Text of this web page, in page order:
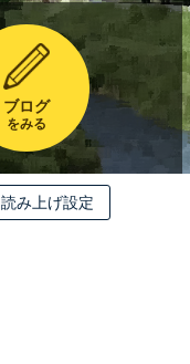
ブログ
をみる
読み上げ設定